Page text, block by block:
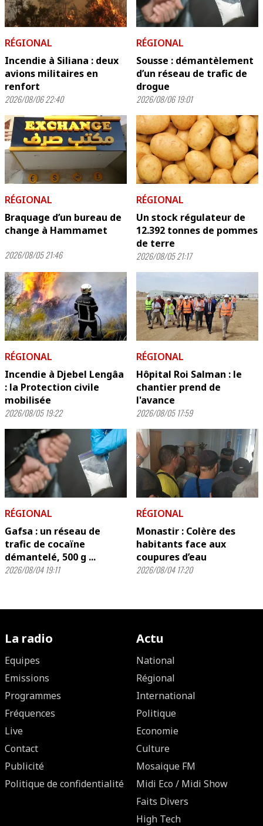
RÉGIONAL
Incendie à Siliana : deux
avions militaires en
renfort
2026/08/06 22:40
RÉGIONAL
Sousse : démantèlement
d’un réseau de trafic de
drogue
2026/08/06 19:01
RÉGIONAL
Braquage d’un bureau de
change à Hammamet
2026/08/05 21:46
RÉGIONAL
Un stock régulateur de
12.392 tonnes de pommes
de terre
2026/08/05 21:17
RÉGIONAL
Incendie à Djebel Lengâa
: la Protection civile
mobilisée
2026/08/05 19:22
RÉGIONAL
Hôpital Roi Salman : le
chantier prend de
l'avance
2026/08/05 17:59
RÉGIONAL
Gafsa : un réseau de
trafic de cocaïne
démantelé, 500 g ...
2026/08/04 19:11
RÉGIONAL
Monastir : Colère des
habitants face aux
coupures d’eau
2026/08/04 17:20
La radio
Equipes
Emissions
Programmes
Fréquences
Live
Contact
Publicité
Politique de confidentialité
Actu
National
Régional
International
Politique
Economie
Culture
Mosaique FM
Midi Eco / Midi Show
Faits Divers
High Tech